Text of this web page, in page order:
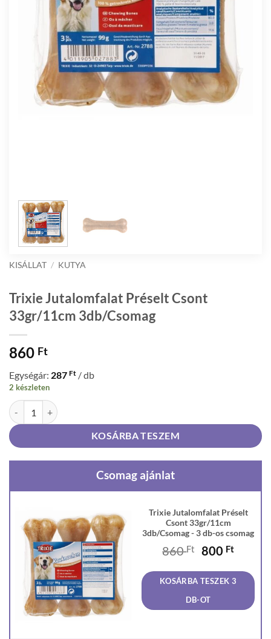
KISÁLLAT / KUTYA
Trixie Jutalomfalat Préselt Csont
33gr/11cm 3db/Csomag
860 Ft
Egységár: 287 Ft / db
2 készleten
Trixie Jutalomfalat Préselt Csont 33gr/11cm 3db/Csomag mennyiség
KOSÁRBA TESZEM
Csomag ajánlat
Trixie Jutalomfalat Préselt
Csont 33gr/11cm
3db/Csomag - 3 db-os csomag
860Ft
Original
was:
860 Ft.
800 Ft
is:
800
KOSÁRBA TESZEK 3
DB-OT